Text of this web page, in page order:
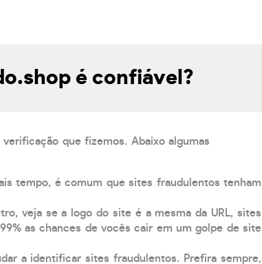
é confiável?
que fizemos. Abaixo algumas
tempo, é comum que sites fraudulentos tenham
veja se a logo do site é a mesma da URL, sites
as chances de vocês cair em um golpe de site
a identificar sites fraudulentos. Prefira sempre,